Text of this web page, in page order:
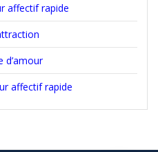
affectif rapide
d’amour
affectif rapide